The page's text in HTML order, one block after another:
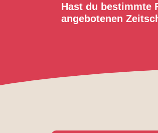
Hast du bestimmte
angebotenen